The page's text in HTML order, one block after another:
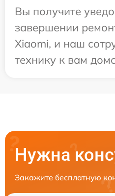
Вы получите
завершении
Xiaomi, и наш
технику к вам
Нужна
Закажите бесплатную